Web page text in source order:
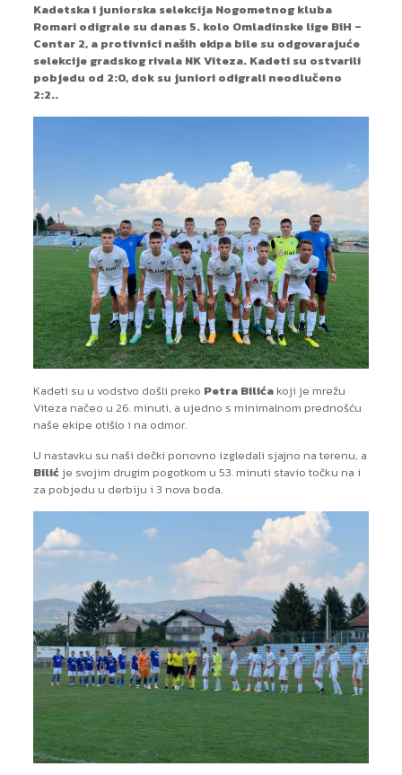
Kadetska i juniorska selekcija Nogometnog kluba
Romari odigrale su danas 5. kolo Omladinske lige BiH –
Centar 2, a protivnici naših ekipa bile su odgovarajuće
selekcije gradskog rivala NK Viteza. Kadeti su ostvarili
pobjedu od 2:0, dok su juniori odigrali neodlučeno
2:2..
Kadeti su u vodstvo došli preko Petra Bilića koji je mrežu
Viteza načeo u 26. minuti, a ujedno s minimalnom prednošću
naše ekipe otišlo i na odmor.
U nastavku su naši dečki ponovno izgledali sjajno na terenu, a
Bilić je svojim drugim pogotkom u 53. minuti stavio točku na i
za pobjedu u derbiju i 3 nova boda.